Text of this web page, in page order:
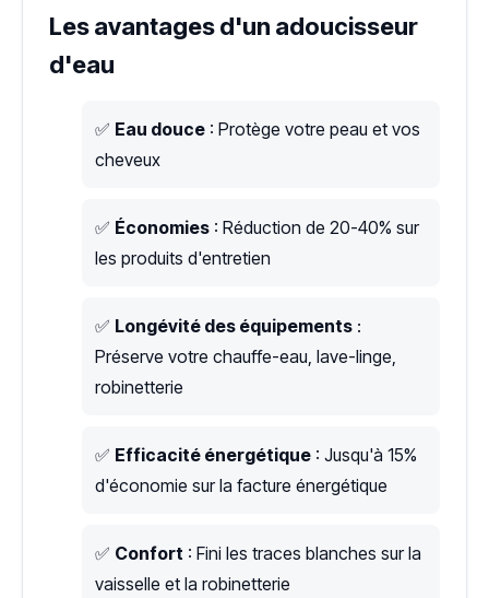
Les avantages d'un adoucisseur
d'eau
✅ Eau douce : Protège votre peau et vos
cheveux
✅ Économies : Réduction de 20-40% sur
les produits d'entretien
✅ Longévité des équipements :
Préserve votre chauffe-eau, lave-linge,
robinetterie
✅ Efficacité énergétique : Jusqu'à 15%
d'économie sur la facture énergétique
✅ Confort : Fini les traces blanches sur la
vaisselle et la robinetterie